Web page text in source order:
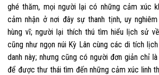
ghé thăm, mọi người lại có những cảm xúc
cảm nhận ở nơi đây sự thanh tịnh, uy
hùng vĩ; người lại thích thú tìm hiểu lịch sử
cũng như ngọn núi Kỳ Lân cùng các di tích
danh này; nhưng cũng có người đơn giản chỉ
để được thư thái tìm đến những cảm xúc linh